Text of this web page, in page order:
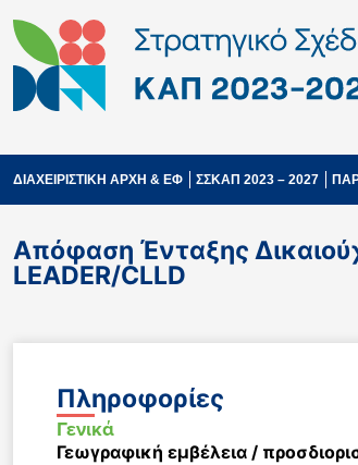
ΔΙΑΧΕΙΡΙΣΤΙΚΗ ΑΡΧΗ & ΕΦ ΣΣΚΑΠ 2023 – 2027
Απόφαση Ένταξης
LEADER/CLLD
Πληροφορίες
Γενικά
Γεωγραφική εμβέλεια /